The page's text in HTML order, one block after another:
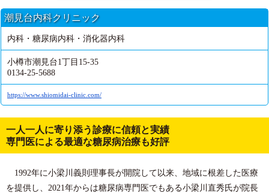
潮見台内科クリニック
内科・糖尿病内科・消化器内科
小樽市潮見台1丁目15-35
0134-25-5688
https://www.shiomidai-clinic.com/
一人一人に寄り添う診療に信頼と実績
専門医による最適な糖尿病治療も好評
1992年に小梁川義則理事長が開院して以来、地域に根差した医療
を提供し、2021年からは糖尿病専門医でもある小梁川直秀氏が院長